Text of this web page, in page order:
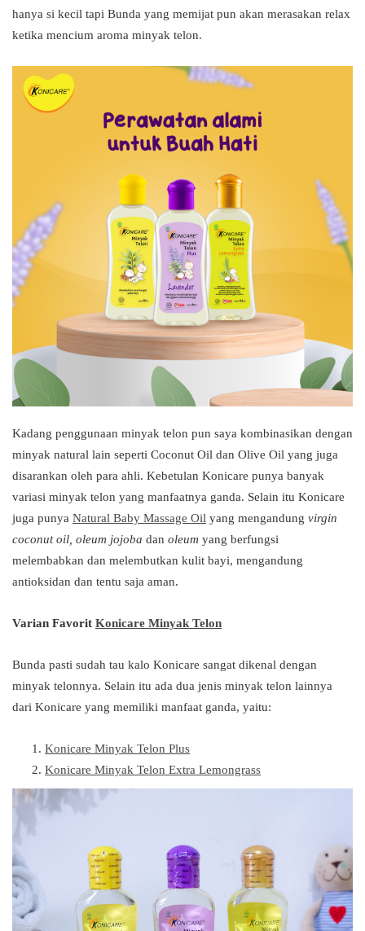
hanya si kecil tapi Bunda yang memijat pun akan merasakan relax
ketika mencium aroma minyak telon.
Kadang penggunaan minyak telon pun saya kombinasikan dengan
minyak natural lain seperti Coconut Oil dan Olive Oil yang juga
disarankan oleh para ahli. Kebetulan Konicare punya banyak
variasi minyak telon yang manfaatnya ganda. Selain itu Konicare
juga punya Natural Baby Massage Oil yang mengandung virgin
coconut oil, oleum jojoba dan oleum yang berfungsi
melembabkan dan melembutkan kulit bayi, mengandung
antioksidan dan tentu saja aman.
Varian Favorit Konicare Minyak Telon
Bunda pasti sudah tau kalo Konicare sangat dikenal dengan
minyak telonnya. Selain itu ada dua jenis minyak telon lainnya
dari Konicare yang memiliki manfaat ganda, yaitu:
Konicare Minyak Telon Plus
Konicare Minyak Telon Extra Lemongrass